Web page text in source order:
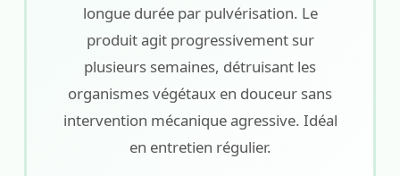
longue durée par pulvérisation. Le
produit agit progressivement sur
plusieurs semaines, détruisant les
organismes végétaux en douceur sans
intervention mécanique agressive. Idéal
en entretien régulier.